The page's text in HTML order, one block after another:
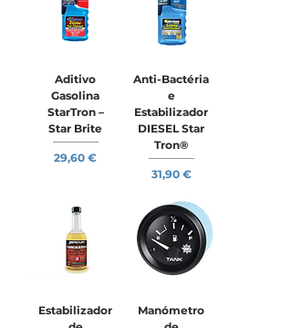
Aditivo
Gasolina
StarTron –
Star Brite
Preço
29,60 €
Anti-Bactéria
e
Estabilizador
DIESEL Star
Tron®
Preço
31,90 €
Estabilizador
Manómetro